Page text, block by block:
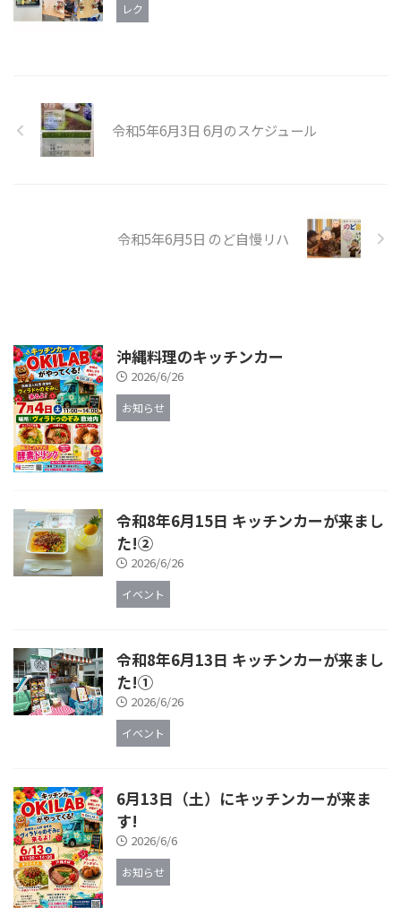
レク
令和5年6月3日 6月のスケジュール
令和5年6月5日 のど自慢リハ
沖縄料理のキッチンカー
2026/6/26
お知らせ
令和8年6月15日 キッチンカーが来まし
た!②
2026/6/26
イベント
令和8年6月13日 キッチンカーが来まし
た!①
2026/6/26
イベント
6月13日（土）にキッチンカーが来ま
す!
2026/6/6
お知らせ